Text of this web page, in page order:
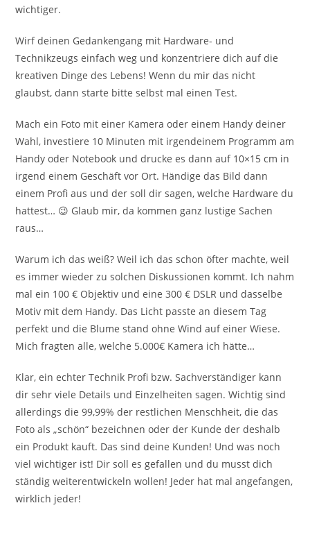
wichtiger.
Wirf deinen Gedankengang mit Hardware- und
Technikzeugs einfach weg und konzentriere dich auf die
kreativen Dinge des Lebens! Wenn du mir das nicht
glaubst, dann starte bitte selbst mal einen Test.
Mach ein Foto mit einer Kamera oder einem Handy deiner
Wahl, investiere 10 Minuten mit irgendeinem Programm am
Handy oder Notebook und drucke es dann auf 10×15 cm in
irgend einem Geschäft vor Ort. Händige das Bild dann
einem Profi aus und der soll dir sagen, welche Hardware du
hattest… 😉 Glaub mir, da kommen ganz lustige Sachen
raus…
Warum ich das weiß? Weil ich das schon öfter machte, weil
es immer wieder zu solchen Diskussionen kommt. Ich nahm
mal ein 100 € Objektiv und eine 300 € DSLR und dasselbe
Motiv mit dem Handy. Das Licht passte an diesem Tag
perfekt und die Blume stand ohne Wind auf einer Wiese.
Mich fragten alle, welche 5.000€ Kamera ich hätte…
Klar, ein echter Technik Profi bzw. Sachverständiger kann
dir sehr viele Details und Einzelheiten sagen. Wichtig sind
allerdings die 99,99% der restlichen Menschheit, die das
Foto als „schön“ bezeichnen oder der Kunde der deshalb
ein Produkt kauft. Das sind deine Kunden! Und was noch
viel wichtiger ist! Dir soll es gefallen und du musst dich
ständig weiterentwickeln wollen! Jeder hat mal angefangen,
wirklich jeder!